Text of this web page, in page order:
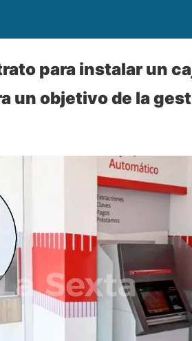
para instalar un
un objetivo de la